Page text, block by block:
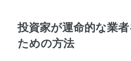
投資家が運命的な業
ための方法